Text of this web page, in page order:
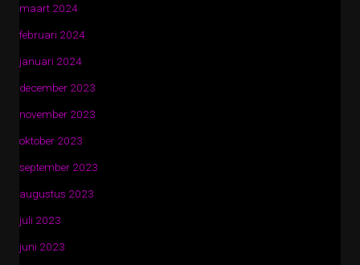
maart 2024
februari 2024
januari 2024
december 2023
november 2023
oktober 2023
september 2023
augustus 2023
juli 2023
juni 2023